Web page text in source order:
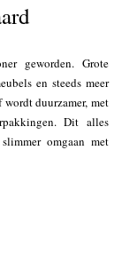
geworden. Grote
en steeds meer
duurzamer, met
Dit alles
omgaan met